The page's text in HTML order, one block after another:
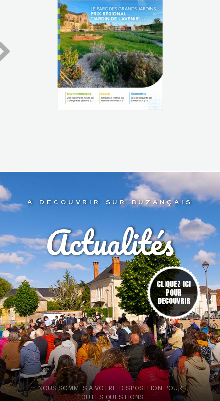
A DECOUVRIR SUR BUZANÇAIS
NOUS SOMMES A VOTRE DISPOSITION POUR
TOUTES QUESTIONS
CLIQUEZ ICI
POUR
DECOUVRIR
Actualités